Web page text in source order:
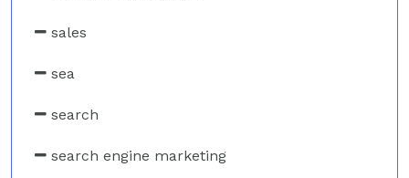
sales
sea
search
search engine marketing